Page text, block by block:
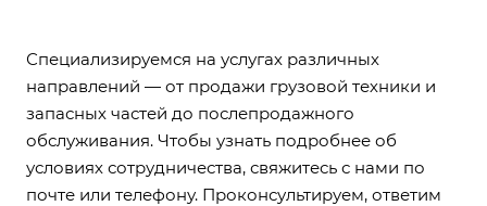
Специализируемся на услугах различных
направлений — от продажи грузовой техники и
запасных частей до послепродажного
обслуживания. Чтобы узнать подробнее об
условиях сотрудничества, свяжитесь с нами по
почте или телефону. Проконсультируем, ответим